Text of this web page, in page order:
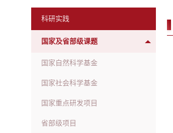
科研实践
国家及省部级课题
国家自然科学基金
国家社会科学基金
国家重点研发项目
省部级项目